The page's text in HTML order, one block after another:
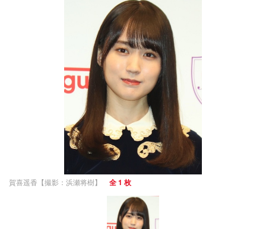
賀喜遥香【撮影：浜瀬将樹】 全 1 枚